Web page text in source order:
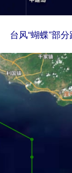
台风“蝴蝶”部